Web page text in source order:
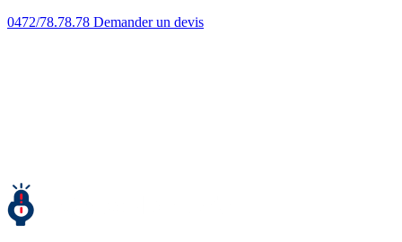
0472/78.78.78 Demander un devis